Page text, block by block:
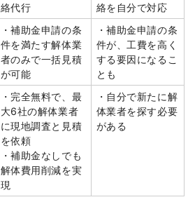
絡代行
絡を自分で対応
・補助金申請の条
件を満たす解体業
者のみで一括見積
が可能
・補助金申請の条
件が、工費を高く
する要因になるこ
とも
・完全無料で、最
大6社の解体業者
に現地調査と見積
を依頼
・補助金なしでも
解体費用削減を実
現
・自分で新たに解
体業者を探す必要
がある